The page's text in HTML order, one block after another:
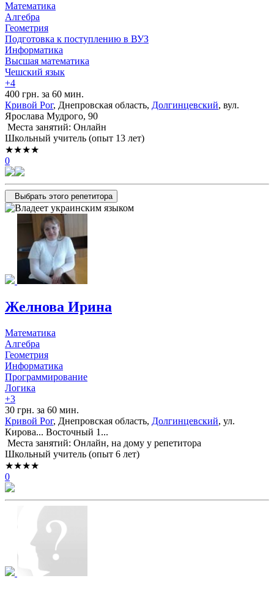
Математика
Алгебра
Геометрия
Подготовка к поступлению в ВУЗ
Информатика
Высшая математика
Чешский язык
+4
400 грн. за 60 мин.
Кривой Рог, Днепровская область, Долгинцевский, вул.
Ярослава Мудрого, 90
Места занятий: Онлайн
Школьный учитель (опыт 13 лет)
★★★★
0
Выбрать этого репетитора
Желнова Ирина
Математика
Алгебра
Геометрия
Информатика
Программирование
Логика
+3
30 грн. за 60 мин.
Кривой Рог, Днепровская область, Долгинцевский, ул.
Кирова... Восточный 1...
Места занятий: Онлайн, на дому у репетитора
Школьный учитель (опыт 6 лет)
★★★★
0